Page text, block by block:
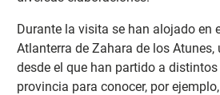
Durante la visita se han alojado en
Atlanterra de Zahara de los
desde el que han partido a
provincia para conocer, por